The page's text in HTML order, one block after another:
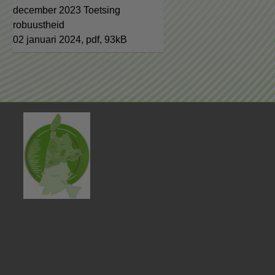
december 2023 Toetsing
robuustheid
02 januari 2024, pdf, 93kB